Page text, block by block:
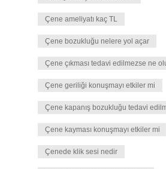
Çene ameliyatı kaç TL
Çene bozukluğu nelere yol açar
Çene çıkması tedavi edilmezse ne
Çene geriliği konuşmayı etkiler mi
Çene kapanış bozukluğu tedavi
Çene kayması konuşmayı etkiler mi
Çenede klik sesi nedir